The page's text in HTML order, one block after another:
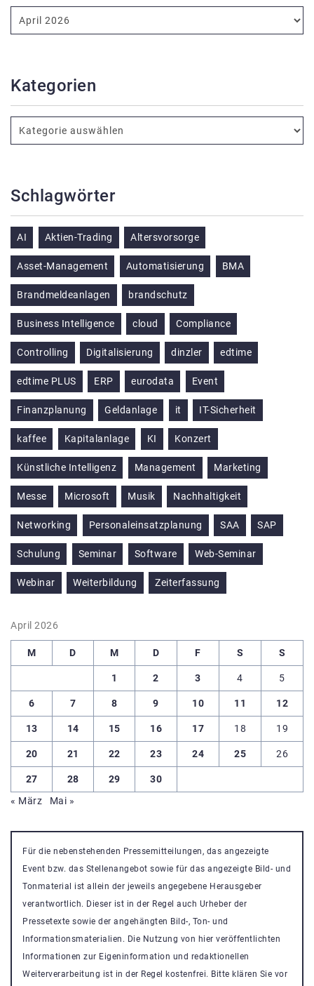
Kategorien
Schlagwörter
AI Aktien-Trading Altersvorsorge
Asset-Management Automatisierung BMA
Brandmeldeanlagen brandschutz
Business Intelligence cloud Compliance
Controlling Digitalisierung dinzler edtime
edtime PLUS ERP eurodata Event
Finanzplanung Geldanlage it IT-Sicherheit
kaffee Kapitalanlage KI Konzert
Künstliche Intelligenz Management Marketing
Messe Microsoft Musik Nachhaltigkeit
Networking Personaleinsatzplanung SAA SAP
Schulung Seminar Software Web-Seminar
Webinar Weiterbildung Zeiterfassung
April 2026
M D M D F S S
1 2 3 4 5
6 7 8 9 10 11 12
13 14 15 16 17 18 19
20 21 22 23 24 25 26
27 28 29
30
« März
Mai »
Für die nebenstehenden Pressemitteilungen, das angezeigte
Event bzw. das Stellenangebot sowie für das angezeigte Bild- und
Tonmaterial ist allein der jeweils angegebene Herausgeber
verantwortlich. Dieser ist in der Regel auch Urheber der
Pressetexte sowie der angehängten Bild-, Ton- und
Informationsmaterialien. Die Nutzung von hier veröffentlichten
Informationen zur Eigeninformation und redaktionellen
Weiterverarbeitung ist in der Regel kostenfrei. Bitte klären Sie vor